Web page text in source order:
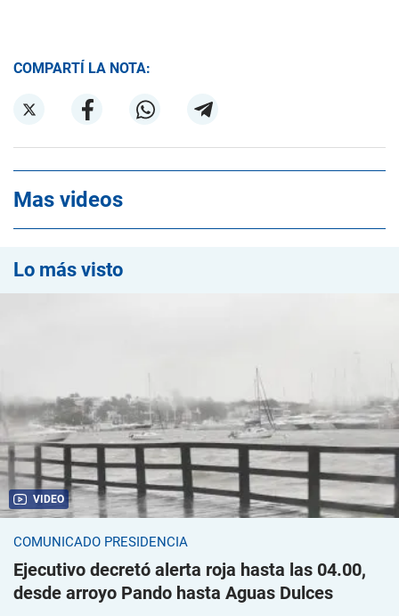
COMPARTÍ LA NOTA:
Mas videos
Lo más visto
VIDEO
COMUNICADO PRESIDENCIA
Ejecutivo decretó alerta roja hasta las 04.00,
desde arroyo Pando hasta Aguas Dulces